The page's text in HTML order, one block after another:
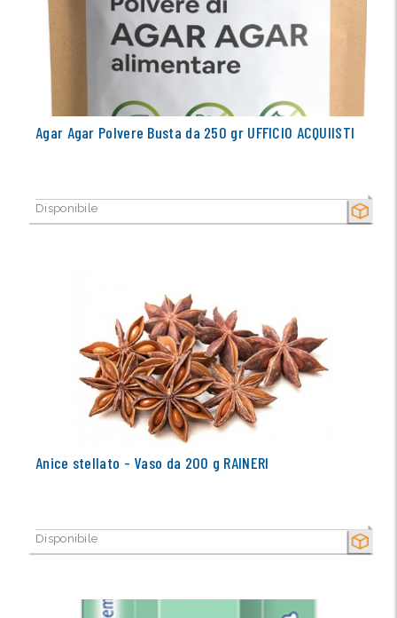
SECCO
Agar Agar Polvere Busta da 250 gr UFFICIO ACQUIISTI
Disponibile
SECCO
Anice stellato - Vaso da 200 g RAINERI
Disponibile